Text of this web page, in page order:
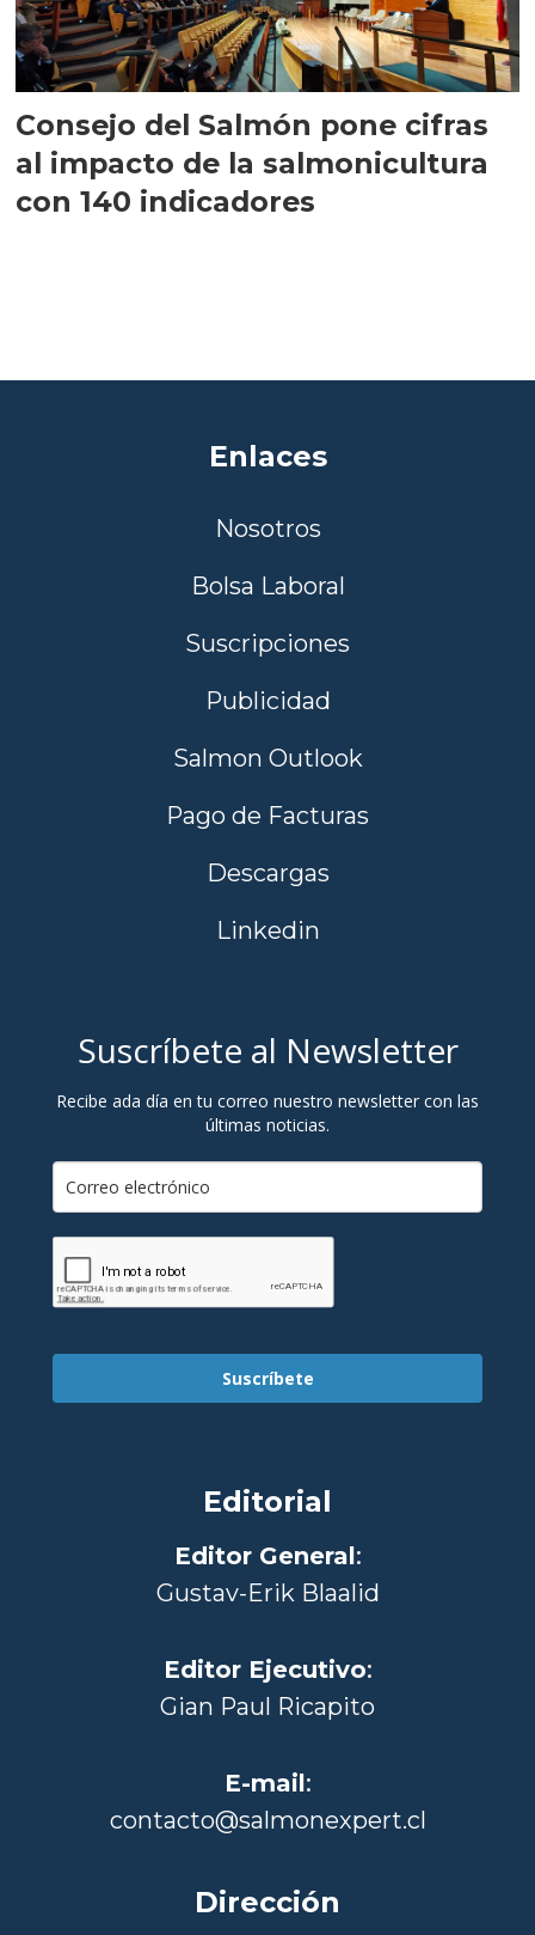
Consejo del Salmón pone cifras
al impacto de la salmonicultura
con 140 indicadores
Enlaces
Nosotros
Bolsa Laboral
Suscripciones
Publicidad
Salmon Outlook
Pago de Facturas
Descargas
Linkedin
Suscríbete al Newsletter
Recibe ada día en tu correo nuestro newsletter con las
últimas noticias.
Suscríbete
Editorial
Editor General :
Gustav-Erik Blaalid
Editor Ejecutivo:
Gian Paul Ricapito
E-mail :
contacto@salmonexpert.cl
Dirección